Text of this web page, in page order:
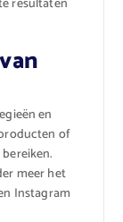
resultaten
en
of
meer het
Instagram